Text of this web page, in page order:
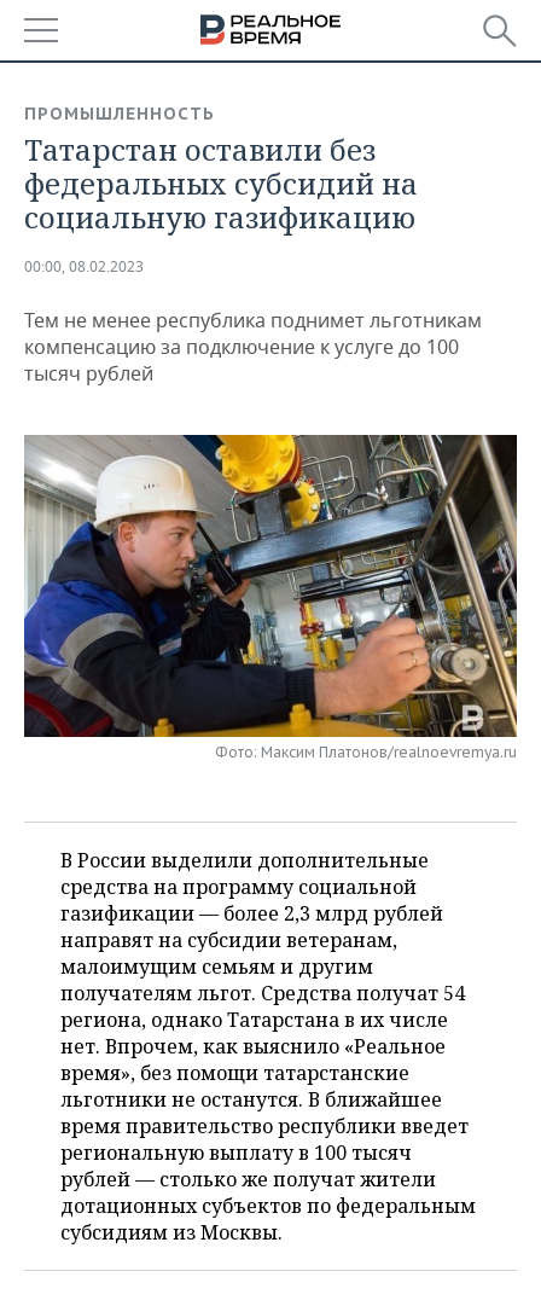
БАШКОРТОСТАН
ТАТАРСТАН
НОВОСТИ
АНАЛИТИКА
ДЕКЛАРАЦИИ О ДОХОДАХ
КОРОЛИ ГОСЗАКАЗА ПФО
КОМУ ПРИНАДЛЕЖАТ
ТОРГОВЫЕ ЦЕНТРЫ
ТАТАРСТАНА
НОВОСТИ ЭКОНОМИКИ
ФИНАНСЫ
БЮДЖЕТ
ИНВЕСТИЦИИ
ПРОМЫШЛЕННОСТЬ
НОВОСТИ
ПРОМЫШЛЕННОСТИ
АГРОПРОМ
МАШИНОСТРОЕНИЕ
НЕФТЕХИМИЯ
НЕФТЬ
ОПК
ЭНЕРГЕТИКА
НЕДВИЖИМОСТЬ
НОВОСТИ АВТО
БИЗНЕС
НОВОСТИ БИЗНЕСА
РОЗНИЧНАЯ ТОРГОВЛЯ
ТРАНСПОРТ
УСЛУГИ
ТЕХНОЛОГИИ
НОВОСТИ ТЕХНОЛОГИЙ
IT
МЕДИА
ТЕЛЕКОММУНИКАЦИИ
МЕРОПРИЯТИЯ
НОВОСТИ МЕРОПРИЯТИЙ
ВЫЕЗДНАЯ РЕДАКЦИЯ
ОТКРЫТАЯ ЛЕКЦИЯ
СПОРТ
НОВОСТИ СПОРТА
БАСКЕТБОЛ
ВОЛЕЙБОЛ
КИБЕРСПОРТ
ФИГУРНОЕ КАТАНИЕ
ВОДНЫЕ ВИДЫ СПОРТА
ХОККЕЙ С МЯЧОМ
ОБЩЕСТВО
НОВОСТИ ОБЩЕСТВА
ИНФРАСТРУКТУРА
ИСТОРИЯ
КУЛЬТУРА
МЕДИЦИНА
ОБРАЗОВАНИЕ
ПРОИСШЕСТВИЯ
СПРАВОЧНИК
СПИСОК ПЕРСОН
СПИСОК КОМПАНИЙ
ПОЛНАЯ ВЕРСИЯ
ПРОМЫШЛЕННОСТЬ
Татарстан оставили без
федеральных субсидий на
социальную газификацию
00:00, 08.02.2023
Тем не менее республика поднимет льготникам
компенсацию за подключение к услуге до 100
тысяч рублей
Фото: Максим Платонов/realnoevremya.ru
В России выделили дополнительные
средства на программу социальной
газификации — более 2,3 млрд рублей
направят на субсидии ветеранам,
малоимущим семьям и другим
получателям льгот. Средства получат 54
региона, однако Татарстана в их числе
нет. Впрочем, как выяснило «Реальное
время», без помощи татарстанские
льготники не останутся. В ближайшее
время правительство республики введет
региональную выплату в 100 тысяч
рублей — столько же получат жители
дотационных субъектов по федеральным
субсидиям из Москвы.